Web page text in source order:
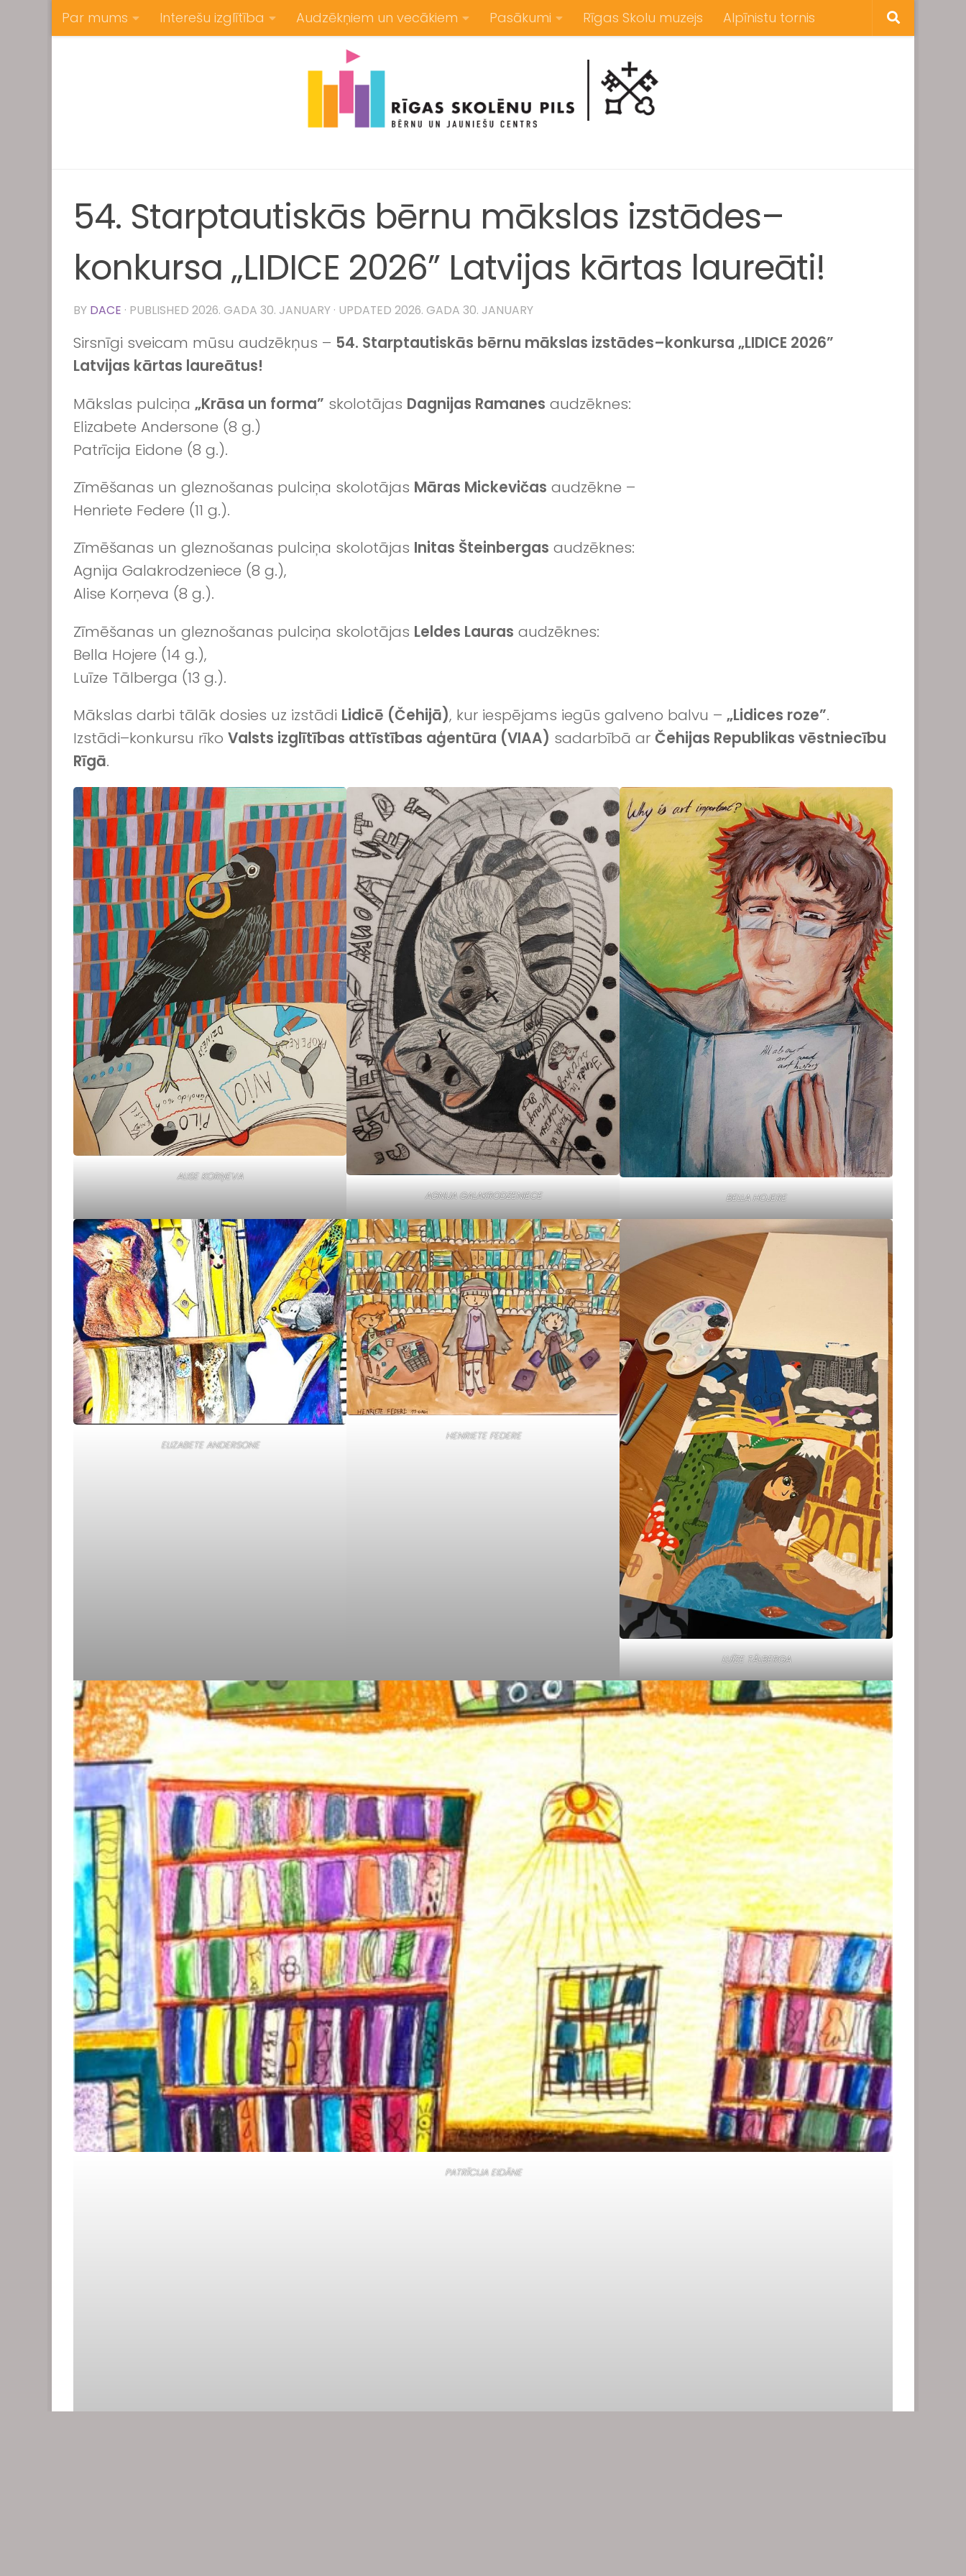
Skip to content
Par mums Interešu izglītība Audzēkņiem un vecākiem Pasākumi Rīgas Skolu muzejs Alpīnistu tornis
54. Starptautiskās bērnu mākslas izstādes–
konkursa „LIDICE 2026” Latvijas kārtas laureāti!
BY DACE · PUBLISHED 2026. GADA 30. JANUARY · UPDATED 2026. GADA 30. JANUARY
Sirsnīgi sveicam mūsu audzēkņus – 54. Starptautiskās bērnu mākslas izstādes–konkursa „LIDICE 2026”
Latvijas kārtas laureātus!
Mākslas pulciņa „Krāsa un forma” skolotājas Dagnijas Ramanes audzēknes:
Elizabete Andersone (8 g.)
Patrīcija Eidone (8 g.).
Zīmēšanas un gleznošanas pulciņa skolotājas Māras Mickevičas audzēkne –
Henriete Federe (11 g.).
Zīmēšanas un gleznošanas pulciņa skolotājas Initas Šteinbergas audzēknes:
Agnija Galakrodzeniece (8 g.),
Alise Korņeva (8 g.).
Zīmēšanas un gleznošanas pulciņa skolotājas Leldes Lauras audzēknes:
Bella Hojere (14 g.),
Luīze Tālberga (13 g.).
Mākslas darbi tālāk dosies uz izstādi Lidicē (Čehijā), kur iespējams iegūs galveno balvu – „Lidices roze”.
Izstādi–konkursu rīko Valsts izglītības attīstības aģentūra (VIAA) sadarbībā ar Čehijas Republikas vēstniecību
Rīgā.
ALISE KORŅEVA
AGNIJA GALAKRODZENIECE
BELLA HOJERE
ELIZABETE ANDERSONE
HENRIETE FEDERE
LUĪZE TĀLBERGA
PATRĪCIJA EIDĀNE